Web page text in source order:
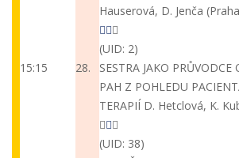
Hauserová, D. Jenča
(UID: 2)
15:15
28.
SESTRA JAKO
PAH Z POHLEDU
TERAPIÍ D. Hetclová, K.
(UID: 38)